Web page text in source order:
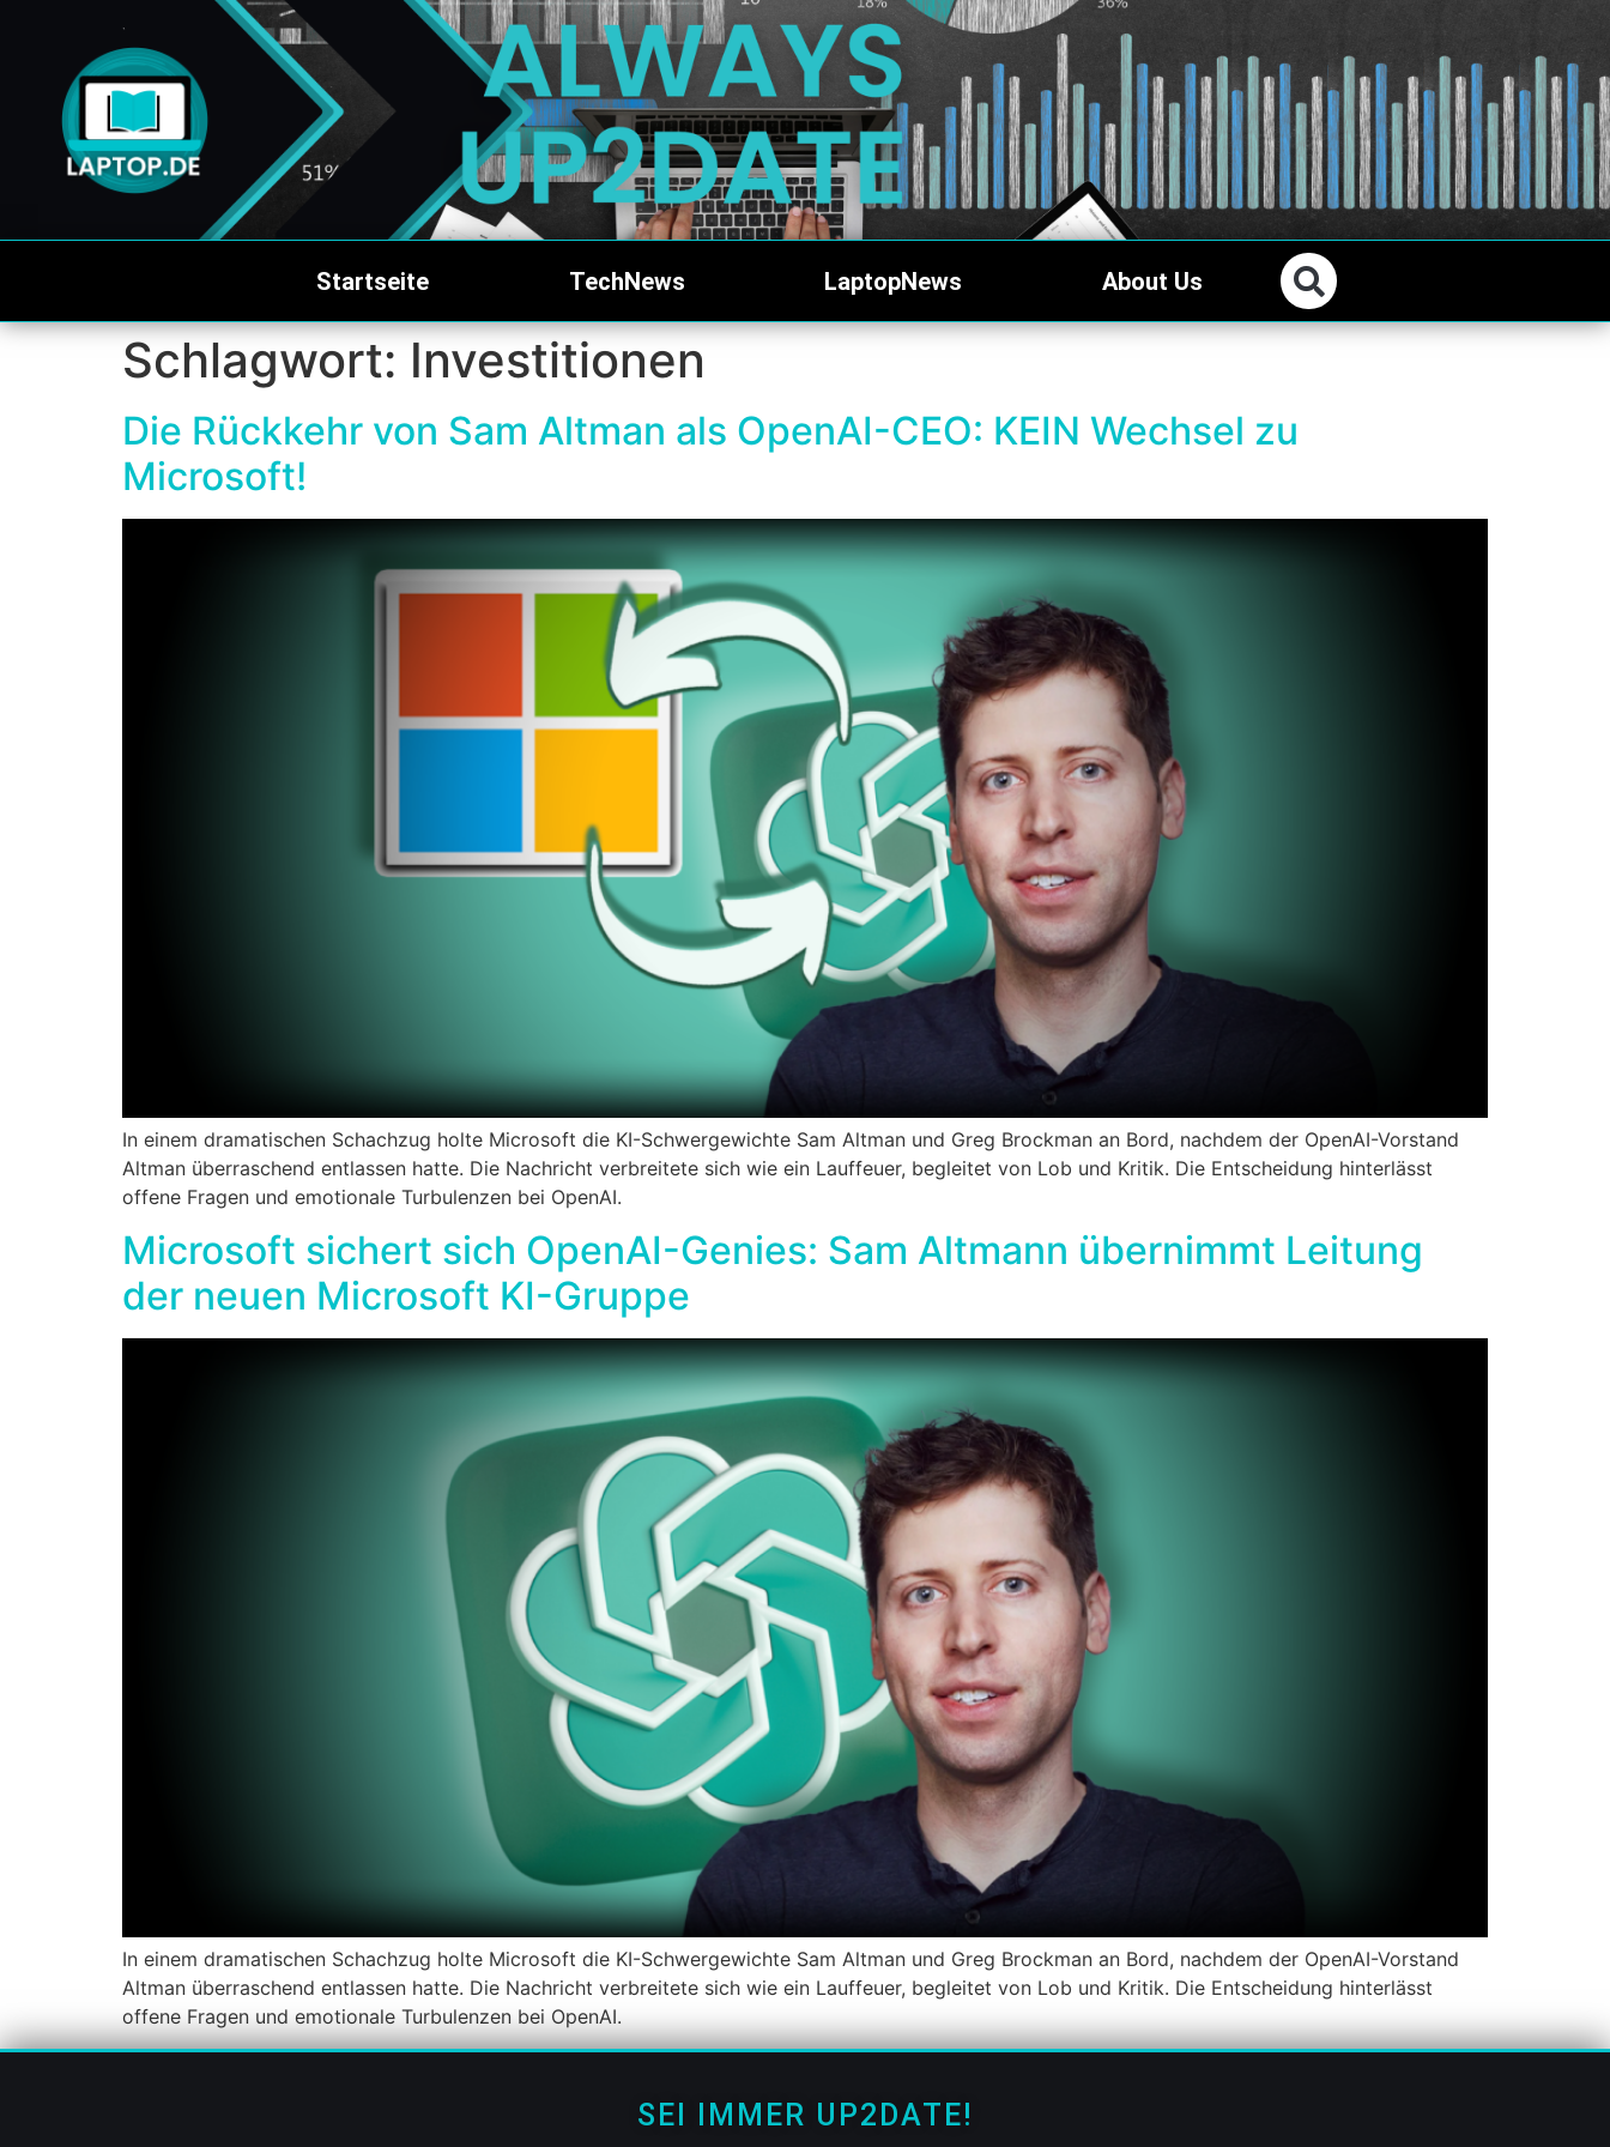
Startseite TechNews LaptopNews About Us
Schlagwort: Investitionen
Die Rückkehr von Sam Altman als OpenAI-CEO: KEIN Wechsel zu
Microsoft!
In einem dramatischen Schachzug holte Microsoft die KI-Schwergewichte Sam Altman und Greg Brockman an Bord, nachdem der OpenAI-Vorstand
Altman überraschend entlassen hatte. Die Nachricht verbreitete sich wie ein Lauffeuer, begleitet von Lob und Kritik. Die Entscheidung hinterlässt
offene Fragen und emotionale Turbulenzen bei OpenAI.
Microsoft sichert sich OpenAI-Genies: Sam Altmann übernimmt Leitung
der neuen Microsoft KI-Gruppe
In einem dramatischen Schachzug holte Microsoft die KI-Schwergewichte Sam Altman und Greg Brockman an Bord, nachdem der OpenAI-Vorstand
Altman überraschend entlassen hatte. Die Nachricht verbreitete sich wie ein Lauffeuer, begleitet von Lob und Kritik. Die Entscheidung hinterlässt
offene Fragen und emotionale Turbulenzen bei OpenAI.
SEI IMMER UP2DATE!